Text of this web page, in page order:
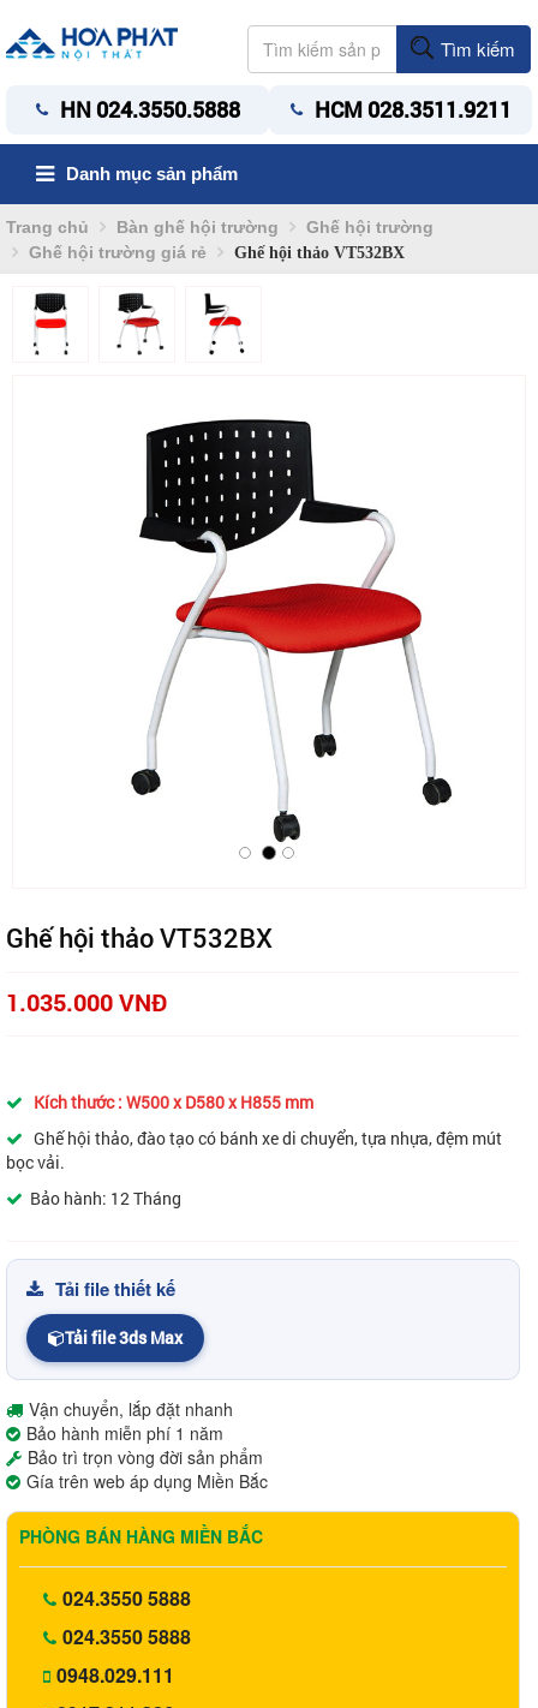
Tìm kiếm
HN 024.3550.5888 HCM 028.3511.9211
Danh mục sản phẩm
Trang chủ Bàn ghế hội trường
Ghế hội trường
Ghế hội trường giá rẻ
Ghế hội thảo VT532BX
Ghế hội thảo VT532BX
1.035.000 VNĐ
Kích thước : W500 x D580 x H855 mm
Ghế hội thảo, đào tạo có bánh xe di chuyển, tựa nhựa, đệm mút
bọc vải.
Bảo hành: 12 Tháng
Tải file thiết kế
Tải file 3ds Max
Vận chuyển, lắp đặt nhanh
Bảo hành miễn phí 1 năm
Bảo trì trọn vòng đời sản phẩm
Gía trên web áp dụng Miền Bắc
PHÒNG BÁN HÀNG MIỀN BẮC
024.3550 5888
024.3550 5888
0948.029.111